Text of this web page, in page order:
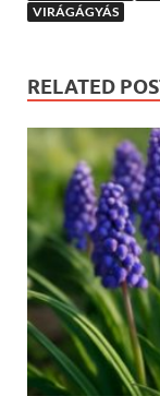
VIRÁGÁGYÁS
RELATED